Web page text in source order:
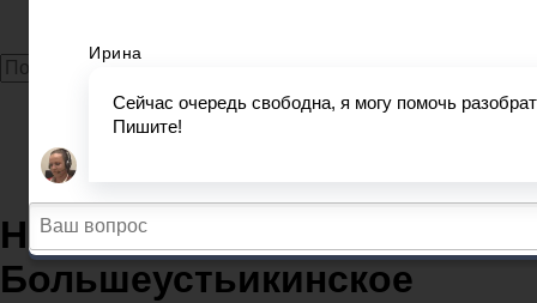
Главная
Налоговые инспекции
Республика Башкортостан
Налоговая инспекция Большеустьикинское
Налоговая инспекция
Большеустьикинское